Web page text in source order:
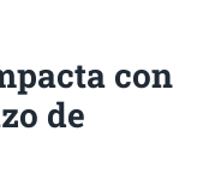
con
de